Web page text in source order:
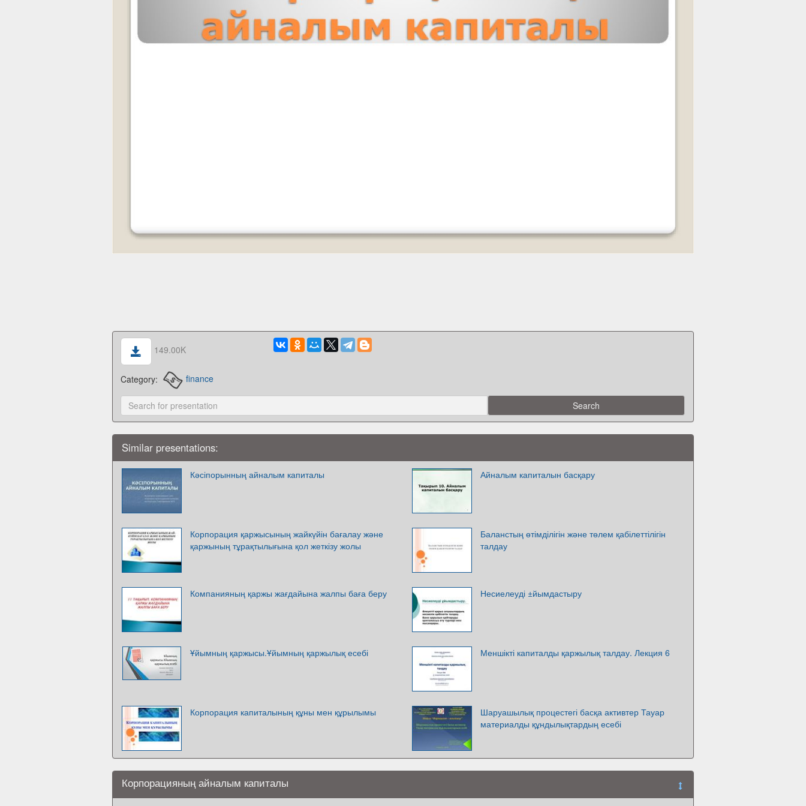
149.00K
Category: finance
Similar presentations:
Кәсіпорынның айналым капиталы Айналым капиталын басқару
Корпорация қаржысының жайкүйін бағалау және
қаржының тұрақтылығына қол жеткізу жолы
Баланстың өтімділігін және төлем қабілеттілігін
талдау
Компанияның қаржы жағдайына жалпы баға беру Несиелеуді ±йымдастыру
Ұйымның қаржысы.Ұйымның қаржылық есебі Меншікті капиталды қаржылық талдау. Лекция 6
Корпорация капиталының құны мен құрылымы
Шаруашылық процестегі басқа активтер Тауар
материалды құндылықтардың есебі
Корпорацияның айналым капиталы